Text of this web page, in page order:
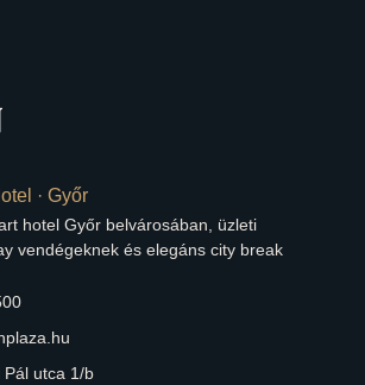
· Győr
hotel Győr belvárosában, üzleti
vendégeknek és elegáns city break
Pál utca 1/b